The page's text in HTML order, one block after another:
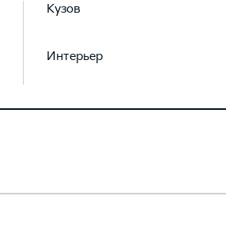
Кузов
Интерьер